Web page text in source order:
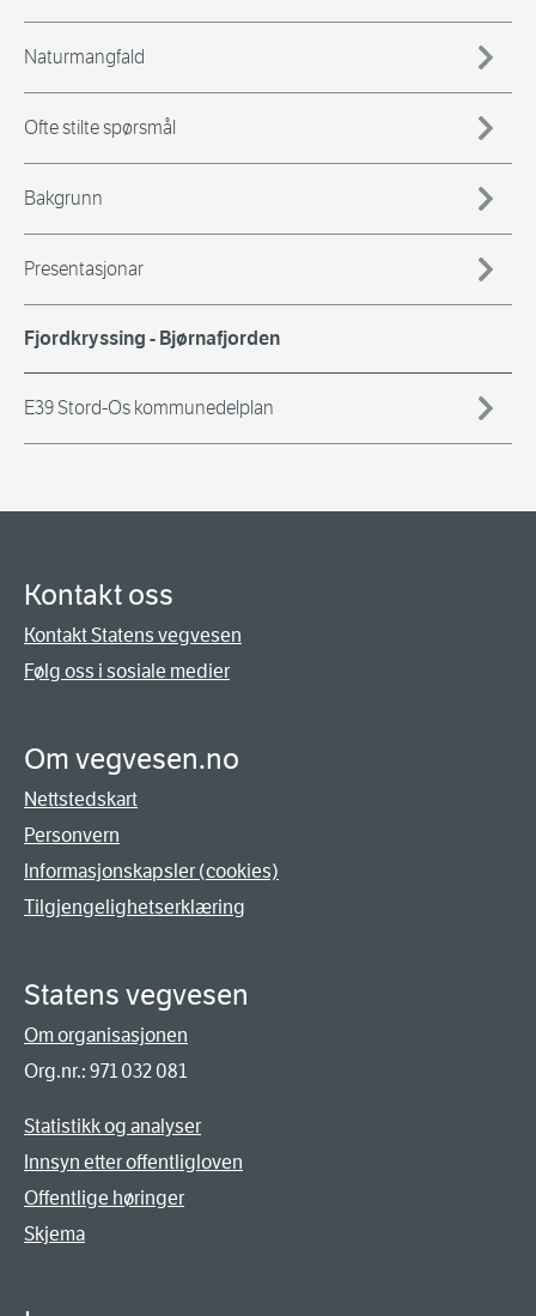
Naturmangfald
Ofte stilte spørsmål
Bakgrunn
Presentasjonar
Fjordkryssing - Bjørnafjorden
E39 Stord-Os kommunedelplan
Kontakt oss
Kontakt Statens vegvesen
Følg oss i sosiale medier
Om vegvesen.no
Nettstedskart
Personvern
Informasjonskapsler (cookies)
Tilgjengelighetserklæring
Statens vegvesen
Om organisasjonen
Org.nr.: 971 032 081
Statistikk og analyser
Innsyn etter offentligloven
Offentlige høringer
Skjema